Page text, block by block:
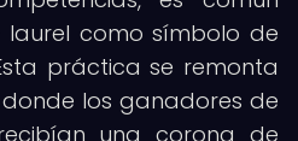
como símbolo de
práctica se remonta
los ganadores de
una corona de